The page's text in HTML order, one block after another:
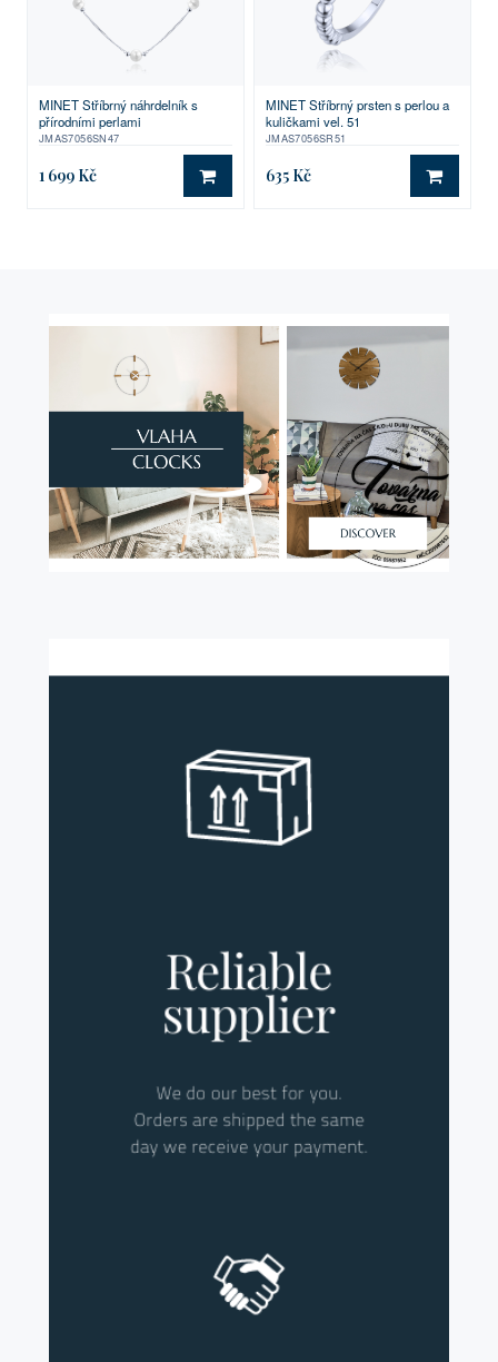
MINET Stříbrný náhrdelník s
přírodními perlami
JMAS7056SN47
1 699 Kč DO KOŠÍKU
MINET Stříbrný prsten s perlou a
kuličkami vel. 51
JMAS7056SR51
635 Kč DO